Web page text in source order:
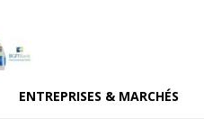
ENTREPRISES & MARCHÉS